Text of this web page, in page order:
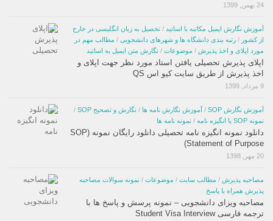
24 بهمن, 1399
آموزش نگارش ایمیل مکاتبه با اساتید / تحصیل به زبان انگلیسی در خارج
از کشور / رتبه بندی دانشگاه ها و شهرهای دانشجویی / مطالب مهم در
مورد اپلای و اخذ پذیرش / موضوعات / نگارش متن ایمیل به اساتید
اپلای پذیرش تحصیلی یافتن استاد مورد نظر جهت اپلای و
اخذ پذیرش از طریق سایت کیو اس QS
9 مرداد, 1399
آموزش نگارش SOP / آموزش نگارش نامه ها / نگارش و تصحیح SOP
/
نمونه SOP یا انگیزه نامه
/ نمونه نامه ها
دانلود نمونه انگیزه نامه تحصیلی دانلود رایگان نمونه (SOP
(Statement of Purpose
20 مهر, 1398
مصاحبه پذیرش / مطالب سایت / موضوعات / نمونه سوالات مصاحبه
پذیرش همراه با پاسخ
مصاحبه ویزای دانشجویی – نمونه پرسش و پاسخ ها با
ترجمه فارسی Student Visa Interview